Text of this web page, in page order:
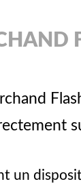
un